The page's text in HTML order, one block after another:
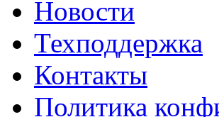
Новости
Техподдержка
Контакты
Политика